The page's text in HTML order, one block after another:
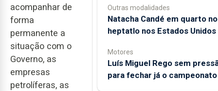
acompanhar de
forma
permanente a
situação com o
Governo, as
empresas
petrolíferas, as
Outras modalidades
Natacha Candé em quarto no
heptatlo nos Estados Unidos
Motores
Luís Miguel Rego sem
para fechar já o campeonato